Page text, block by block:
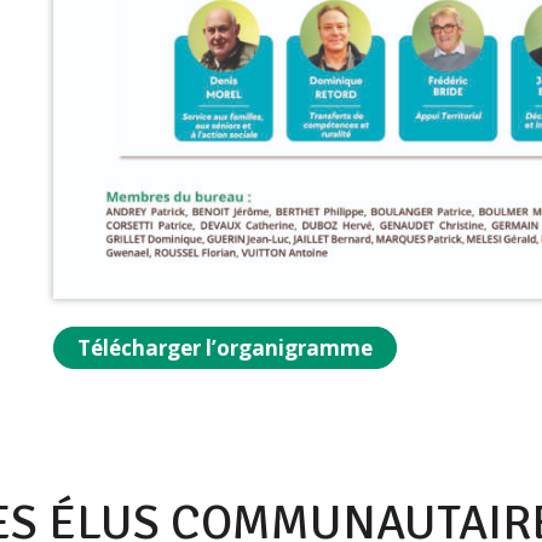
Télécharger l’organigramme
ÉLUS